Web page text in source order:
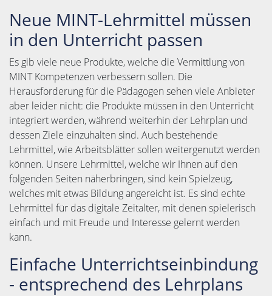
Neue MINT-Lehrmittel müssen
in den Unterricht passen
Es gib viele neue Produkte, welche die Vermittlung von
MINT Kompetenzen verbessern sollen. Die
Herausforderung für die Pädagogen sehen viele Anbieter
aber leider nicht: die Produkte müssen in den Unterricht
integriert werden, während weiterhin der Lehrplan und
dessen Ziele einzuhalten sind. Auch bestehende
Lehrmittel, wie Arbeitsblätter sollen weitergenutzt werden
können. Unsere Lehrmittel, welche wir Ihnen auf den
folgenden Seiten näherbringen, sind kein Spielzeug,
welches mit etwas Bildung angereicht ist. Es sind echte
Lehrmittel für das digitale Zeitalter, mit denen spielerisch
einfach und mit Freude und Interesse gelernt werden
kann.
Einfache Unterrichtseinbindung
- entsprechend des Lehrplans